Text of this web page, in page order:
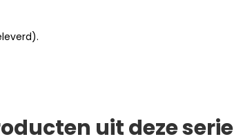
uit deze serie